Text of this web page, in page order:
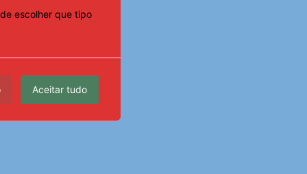
escolher que tipo
Aceitar tudo